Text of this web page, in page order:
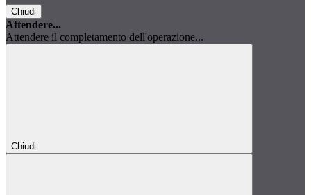
Chiudi
Attendere...
Attendere il completamento dell'operazione...
Chiudi